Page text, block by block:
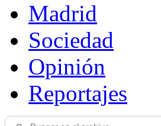
Madrid
Sociedad
Opinión
Reportajes